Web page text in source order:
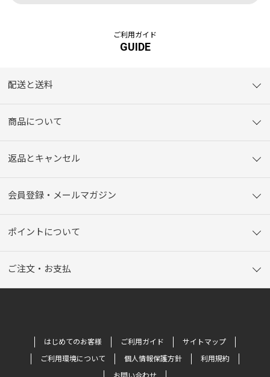
ご利用ガイド
GUIDE
配送と送料
商品について
返品とキャンセル
会員登録・メールマガジン
ポイントについて
ご注文・お支払
はじめてのお客様 ご利用ガイド
サイトマップ
ご利用環境について
個人情報保護方針
利用規約